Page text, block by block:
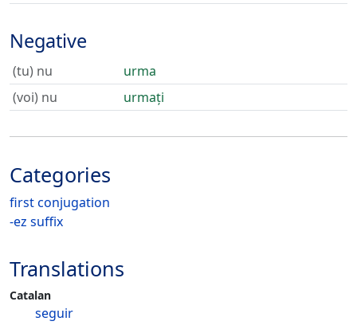
Negative
(tu) nu
urma
(voi) nu
urmați
Categories
first conjugation
-ez suffix
Translations
Catalan
seguir